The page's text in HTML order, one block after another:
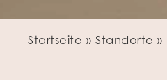
Startseite »Standorte »